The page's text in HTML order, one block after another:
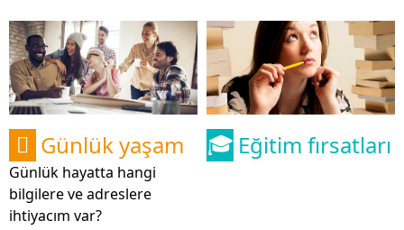
 Günlük yaşam
Günlük hayatta hangi
bilgilere ve adreslere
ihtiyacım var?
🎓 Eğitim fırsatları